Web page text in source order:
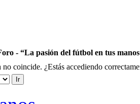
- “La pasión del fútbol en tus
coincide. ¿Estás accediendo